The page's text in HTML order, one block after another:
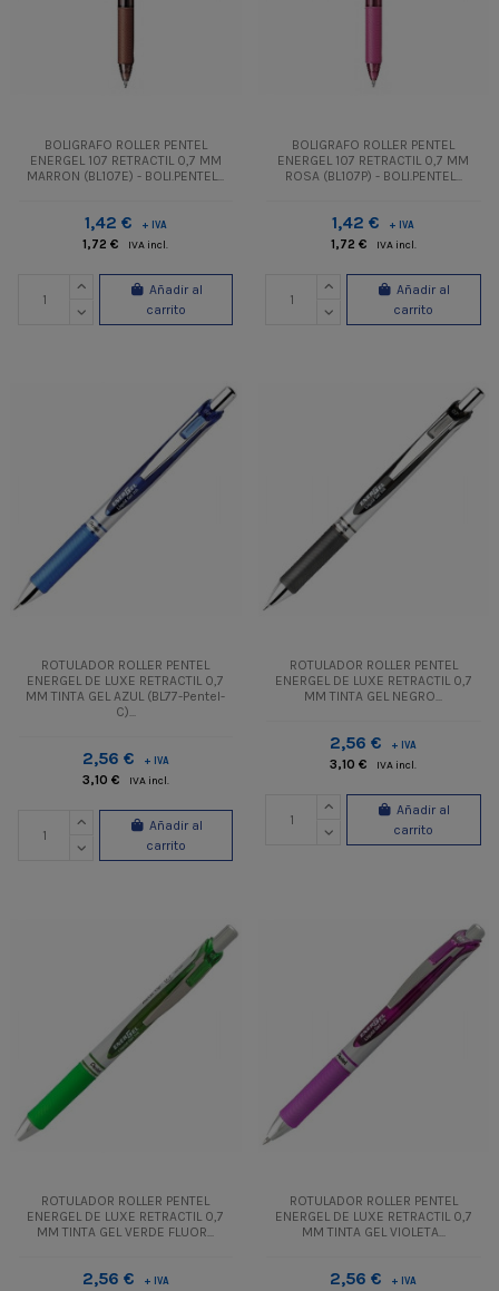
BOLIGRAFO ROLLER PENTEL
ENERGEL 107 RETRACTIL 0,7 MM
MARRON (BL107E) - BOLI.PENTEL...
1,42 € + IVA
1,72 € IVA incl.
Añadir al
carrito
BOLIGRAFO ROLLER PENTEL
ENERGEL 107 RETRACTIL 0,7 MM
ROSA (BL107P) - BOLI.PENTEL...
1,42 € + IVA
1,72 € IVA incl.
Añadir al
carrito
ROTULADOR ROLLER PENTEL
ENERGEL DE LUXE RETRACTIL 0,7
MM TINTA GEL AZUL (BL77-Pentel-
C)...
2,56 € + IVA
3,10 € IVA incl.
Añadir al
carrito
ROTULADOR ROLLER PENTEL
ENERGEL DE LUXE RETRACTIL 0,7
MM TINTA GEL NEGRO...
2,56 € + IVA
3,10 € IVA incl.
Añadir al
carrito
ROTULADOR ROLLER PENTEL
ENERGEL DE LUXE RETRACTIL 0,7
MM TINTA GEL VERDE FLUOR...
2,56 € + IVA
ROTULADOR ROLLER PENTEL
ENERGEL DE LUXE RETRACTIL 0,7
MM TINTA GEL VIOLETA...
2,56 € + IVA